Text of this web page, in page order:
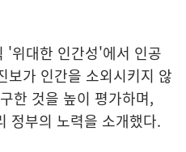
'위대한 인간성'에서 인공
보가 인간을 소외시키지 않
한 것을 높이 평가하며,
정부의 노력을 소개했다.